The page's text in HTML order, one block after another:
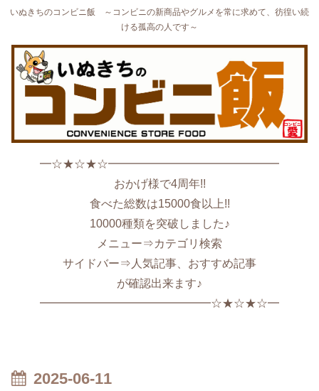
いぬきちのコンビニ飯 ～コンビニの新商品やグルメを常に求めて、彷徨い続
ける孤高の人です～
━☆★☆★☆━━━━━━━━━━━━━━━
おかげ様で4周年!!
食べた総数は15000食以上!!
10000種類を突破しました♪
メニュー⇒カテゴリ検索
サイドバー⇒人気記事、おすすめ記事
が確認出来ます♪
━━━━━━━━━━━━━━━☆★☆★☆━
2025-06-11